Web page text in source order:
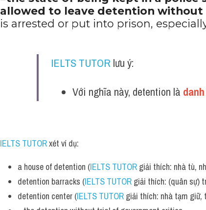
=the state of being kept in a
allowed to leave detention
is arrested or put into prison,
IELTS TUTOR lưu ý:
Với nghĩa này, detention là
xét ví dụ:
a house of detention (IELTS TUTOR giải thích: nhà tù,
detention barracks (IELTS TUTOR giải thích: (quân sự)
detention center (IELTS TUTOR giải thích: nhà tạm giữ,